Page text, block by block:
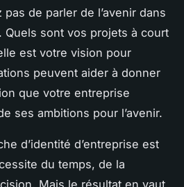
pas de parler de l’avenir dans
Quels sont vos projets à court
est votre vision pour
peuvent aider à donner
que votre entreprise
ses ambitions pour l’avenir.
d’identité d’entreprise est
du temps, de la
Mais le résultat en vaut